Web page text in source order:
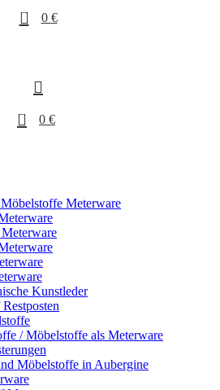
0 0 €
0 0 €
Meterware
Kunstleder
/ Möbelstoffe als Meterware
Möbelstoffe in Aubergine